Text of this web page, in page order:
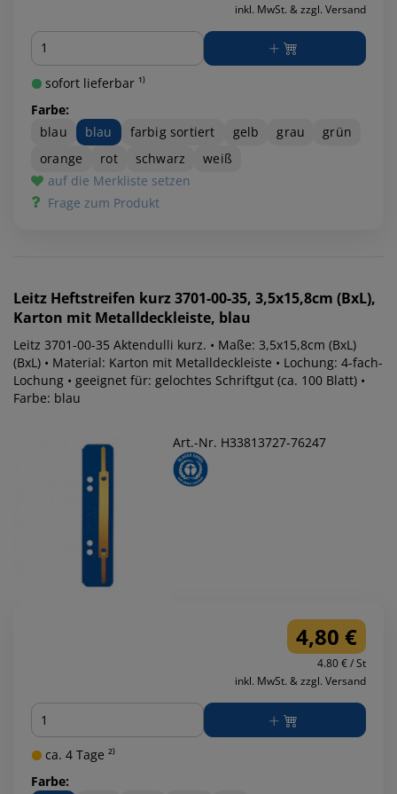
inkl. MwSt. & zzgl. Versand
Menge
sofort lieferbar ¹⁾
Farbe:
blau
blau farbig sortiert gelb grau
grün
orange
rot schwarz
weiß
auf die Merkliste setzen
Frage zum Produkt
Leitz Heftstreifen kurz 3701-00-35, 3,5x15,8cm (BxL),
Karton mit Metalldeckleiste, blau
Leitz 3701-00-35 Aktendulli kurz. • Maße: 3,5x15,8cm (BxL)
(BxL) • Material: Karton mit Metalldeckleiste • Lochung: 4-fach-
Lochung • geeignet für: gelochtes Schriftgut (ca. 100 Blatt) •
Farbe: blau
Art.-Nr. H33813727-76247
4,80 €
4.80 € / St
inkl. MwSt. & zzgl. Versand
Menge
ca. 4 Tage ²⁾
Farbe: